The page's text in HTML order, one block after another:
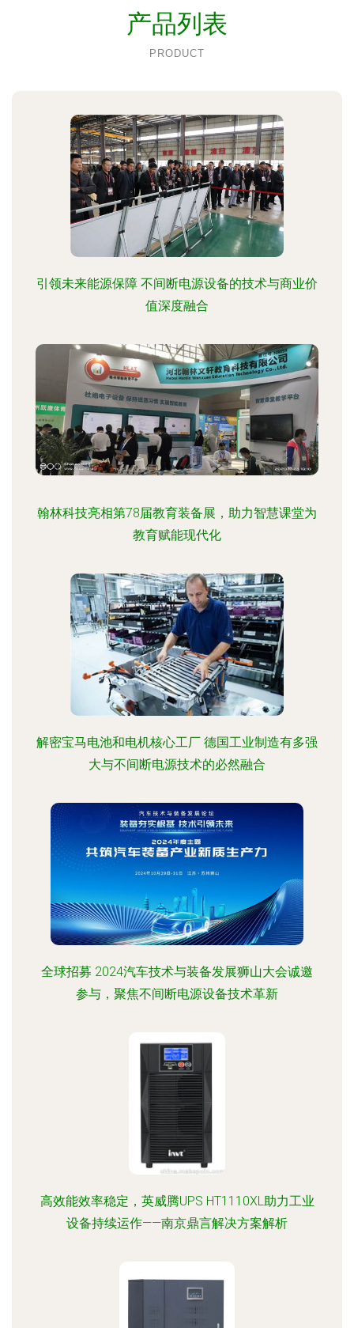
产品列表
PRODUCT
引领未来能源保障 不间断电源设备的技术与商业价
值深度融合
翰林科技亮相第78届教育装备展，助力智慧课堂为
教育赋能现代化
解密宝马电池和电机核心工厂 德国工业制造有多强
大与不间断电源技术的必然融合
全球招募 2024汽车技术与装备发展狮山大会诚邀
参与，聚焦不间断电源设备技术革新
高效能效率稳定，英威腾UPS HT1110XL助力工业
设备持续运作——南京鼎言解决方案解析